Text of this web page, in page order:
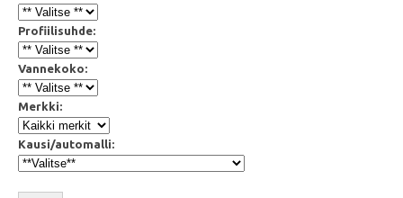
Profiilisuhde:
Vannekoko:
Merkki:
Kausi/automalli: